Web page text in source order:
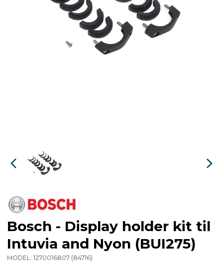
Bosch - Display holder kit til
Intuvia and Nyon (BUI275)
MODEL: 1270016807 (84716)